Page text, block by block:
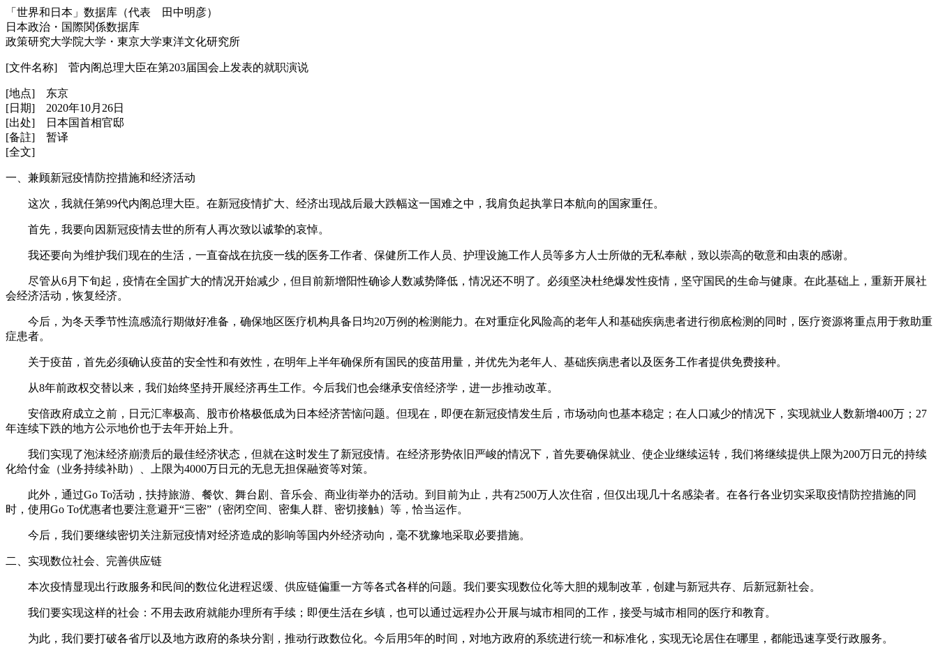
「世界和日本」数据库（代表 田中明彦）
日本政治・国際関係数据库
政策研究大学院大学・東京大学東洋文化研究所
[文件名称] 菅内阁总理大臣在第203届国会上发表的就职演说
[地点] 东京
[日期] 2020年10月26日
[出处] 日本国首相官邸
[备註] 暂译
[全文]
一、兼顾新冠疫情防控措施和经济活动
这次，我就任第99代内阁总理大臣。在新冠疫情扩大、经济出现战后最大跌幅这一国难之中，我肩负起执掌日本航向的国家重任。
首先，我要向因新冠疫情去世的所有人再次致以诚挚的哀悼。
我还要向为维护我们现在的生活，一直奋战在抗疫一线的医务工作者、保健所工作人员、护理设施工作人员等多方人士所做的无私奉献，致以崇高的敬意和由衷的感谢。
尽管从6月下旬起，疫情在全国扩大的情况开始减少，但目前新增阳性确诊人数减势降低，情况还不明了。必须坚决杜绝爆发性疫情，坚守国民的生命与健康。在此基础上，重新开展社
会经济活动，恢复经济。
今后，为冬天季节性流感流行期做好准备，确保地区医疗机构具备日均20万例的检测能力。在对重症化风险高的老年人和基础疾病患者进行彻底检测的同时，医疗资源将重点用于救助重
症患者。
关于疫苗，首先必须确认疫苗的安全性和有效性，在明年上半年确保所有国民的疫苗用量，并优先为老年人、基础疾病患者以及医务工作者提供免费接种。
从8年前政权交替以来，我们始终坚持开展经济再生工作。今后我们也会继承安倍经济学，进一步推动改革。
安倍政府成立之前，日元汇率极高、股市价格极低成为日本经济苦恼问题。但现在，即便在新冠疫情发生后，市场动向也基本稳定；在人口减少的情况下，实现就业人数新增400万；27
年连续下跌的地方公示地价也于去年开始上升。
我们实现了泡沫经济崩溃后的最佳经济状态，但就在这时发生了新冠疫情。在经济形势依旧严峻的情况下，首先要确保就业、使企业继续运转，我们将继续提供上限为200万日元的持续
化给付金（业务持续补助）、上限为4000万日元的无息无担保融资等对策。
此外，通过Go To活动，扶持旅游、餐饮、舞台剧、音乐会、商业街举办的活动。到目前为止，共有2500万人次住宿，但仅出现几十名感染者。在各行各业切实采取疫情防控措施的同
时，使用Go To优惠者也要注意避开“三密”（密闭空间、密集人群、密切接触）等，恰当运作。
今后，我们要继续密切关注新冠疫情对经济造成的影响等国内外经济动向，毫不犹豫地采取必要措施。
二、实现数位社会、完善供应链
本次疫情显现出行政服务和民间的数位化进程迟缓、供应链偏重一方等各式各样的问题。我们要实现数位化等大胆的规制改革，创建与新冠共存、后新冠新社会。
我们要实现这样的社会：不用去政府就能办理所有手续；即便生活在乡镇，也可以通过远程办公开展与城市相同的工作，接受与城市相同的医疗和教育。
为此，我们要打破各省厅以及地方政府的条块分割，推动行政数位化。今后用5年的时间，对地方政府的系统进行统一和标准化，实现无论居住在哪里，都能迅速享受行政服务。